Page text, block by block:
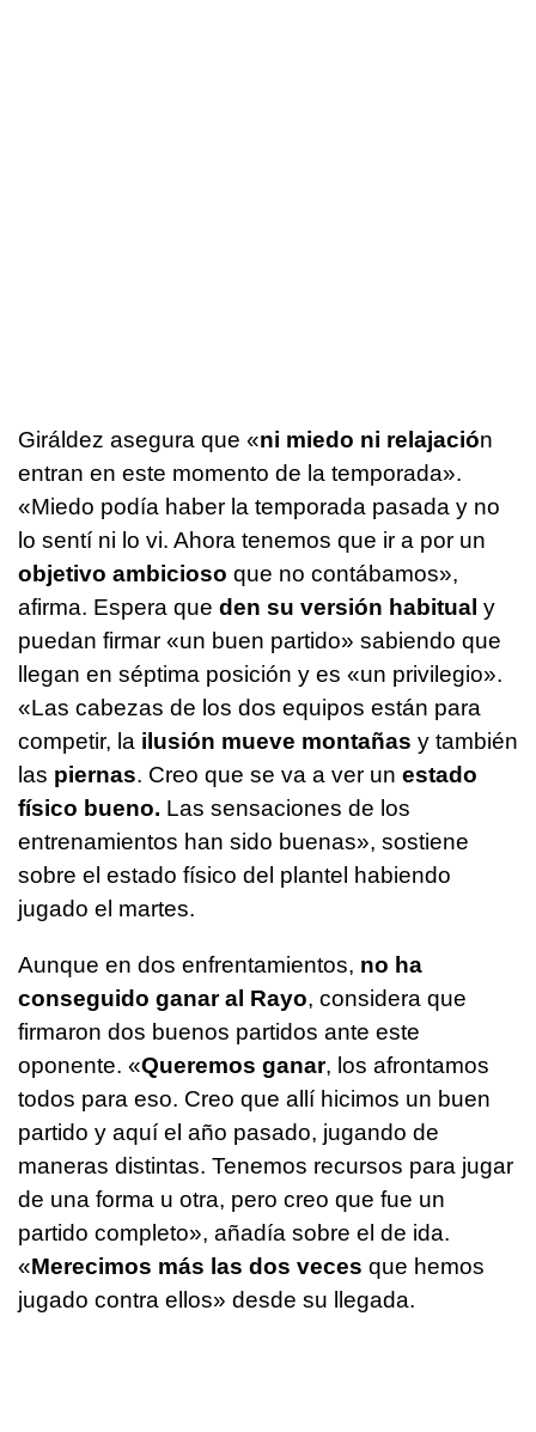
Giráldez asegura que «ni miedo ni relajación
entran en este momento de la temporada».
«Miedo podía haber la temporada pasada y no
lo sentí ni lo vi. Ahora tenemos que ir a por un
objetivo ambicioso que no contábamos»,
afirma. Espera que den su versión habitual y
puedan firmar «un buen partido» sabiendo que
llegan en séptima posición y es «un privilegio».
«Las cabezas de los dos equipos están para
competir, la ilusión mueve montañas y también
las piernas. Creo que se va a ver un estado
físico bueno. Las sensaciones de los
entrenamientos han sido buenas», sostiene
sobre el estado físico del plantel habiendo
jugado el martes.
Aunque en dos enfrentamientos, no ha
conseguido ganar al Rayo, considera que
firmaron dos buenos partidos ante este
oponente. «Queremos ganar, los afrontamos
todos para eso. Creo que allí hicimos un buen
partido y aquí el año pasado, jugando de
maneras distintas. Tenemos recursos para jugar
de una forma u otra, pero creo que fue un
partido completo», añadía sobre el de ida.
«Merecimos más las dos veces que hemos
jugado contra ellos» desde su llegada.